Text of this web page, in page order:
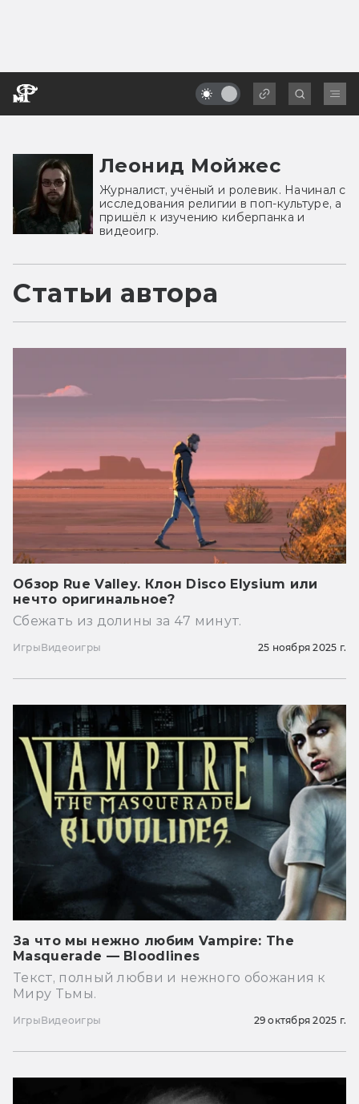
Леонид Мойжес
Журналист, учёный и ролевик. Начинал с
исследования религии в поп-культуре, а
пришёл к изучению киберпанка и
видеоигр.
Статьи автора
Обзор Rue Valley. Клон Disco Elysium или
нечто оригинальное?
Сбежать из долины за 47 минут.
ИгрыВидеоигры 25 ноября 2025 г.
За что мы нежно любим Vampire: The
Masquerade — Bloodlines
Текст, полный любви и нежного обожания к
Миру Тьмы.
ИгрыВидеоигры 29 октября 2025 г.